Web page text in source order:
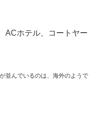
ACホテル、コートヤー
並んでいるのは、海外のようで